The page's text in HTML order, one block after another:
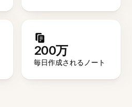
200万
毎日作成されるノート